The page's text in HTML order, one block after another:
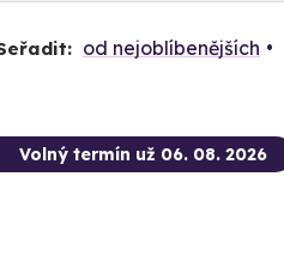
od nejoblíbenějších
Volný termín už 06. 08. 2026